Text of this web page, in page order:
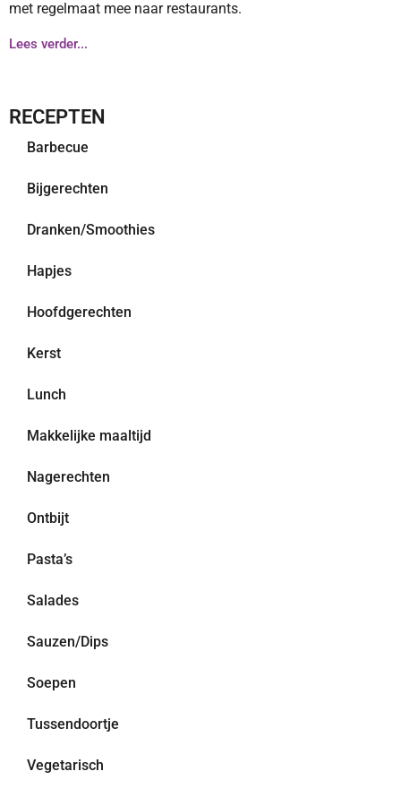
met regelmaat mee naar restaurants.
Lees verder...
RECEPTEN
Barbecue
Bijgerechten
Dranken/Smoothies
Hapjes
Hoofdgerechten
Kerst
Lunch
Makkelijke maaltijd
Nagerechten
Ontbijt
Pasta’s
Salades
Sauzen/Dips
Soepen
Tussendoortje
Vegetarisch